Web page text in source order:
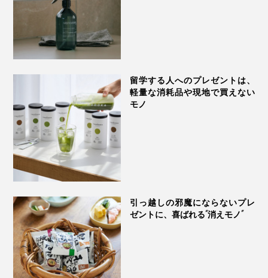
留学する人へのプレゼントは、
軽量な消耗品や現地で買えない
モノ
引っ越しの邪魔にならないプレ
ゼントに、喜ばれる“消えモノ”